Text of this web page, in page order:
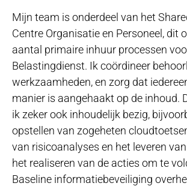
Mijn team is onderdeel van het
Centre Organisatie en Personeel, dit
aantal primaire inhuur processen
Belastingdienst. Ik coördineer
werkzaamheden, en zorg dat
manier is aangehaakt op de inhoud.
ik zeker ook inhoudelijk bezig,
opstellen van zogeheten
van risicoanalyses en het leveren
het realiseren van de acties om te
Baseline informatiebeveiliging